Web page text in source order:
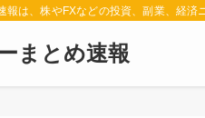
報は、株やFXなどの投資、副業、経
まとめ速報